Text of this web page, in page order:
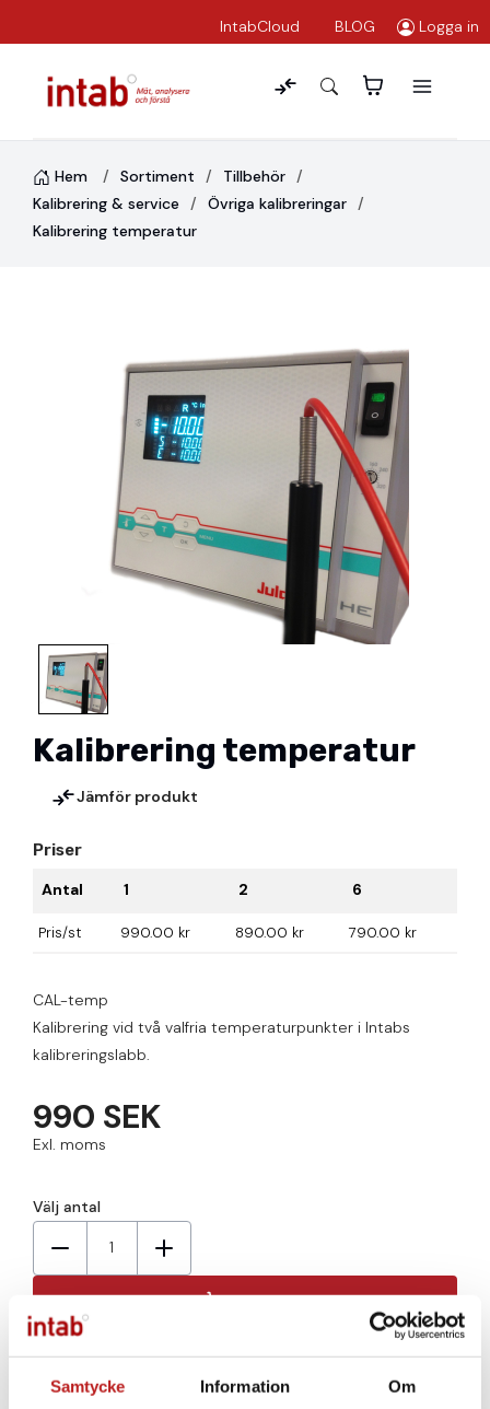
Samtycke Information Om
IntabCloud BLOG Logga in
Hem Sortiment
Tillbehör
Kalibrering & service
Övriga kalibreringar
Kalibrering temperatur
Kalibrering temperatur
Jämför produkt
Priser
Antal
1 2 6
Pris/st 990.00 kr 890.00 kr 790.00 kr
CAL-temp
Kalibrering vid två valfria temperaturpunkter i Intabs
kalibreringslabb.
990 SEK
Exl. moms
Välj antal
1
Lägg till
Finns i lager